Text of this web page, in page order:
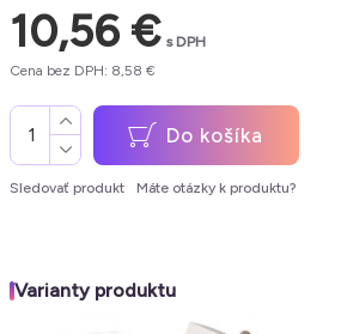
10,56 € s DPH
Cena bez DPH: 8,58 €
Do košíka
Sledovať produkt Máte otázky k produktu?
Varianty produktu